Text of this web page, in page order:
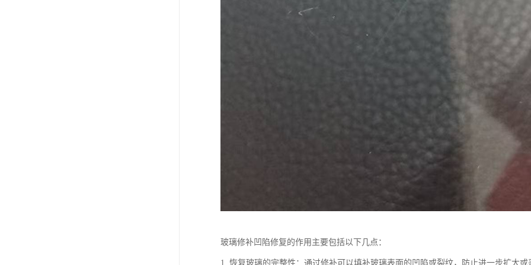
玻璃修补凹陷修复的作用主要包括以下几点：
1. 恢复玻璃的完整性：通过修补可以填补玻璃表面的凹陷或裂纹，防止进一步扩大或